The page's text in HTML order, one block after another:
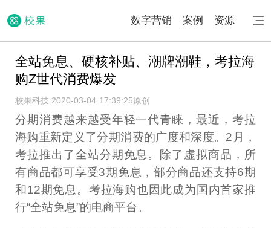
数字营销 案例 资源
全站免息、硬核补贴、潮牌潮鞋，考拉海
购Z世代消费爆发
校果科技 2020-03-04 17:39:25原创
分期消费越来越受年轻一代青睐，最近，考拉
海购重新定义了分期消费的广度和深度。2月，
考拉推出了全站分期免息。除了虚拟商品，所
有商品都可享受3期免息，部分商品还支持6期
和12期免息。考拉海购也因此成为国内首家推
行“全站免息”的电商平台。